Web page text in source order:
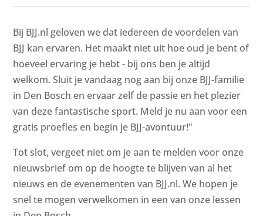
Bij BJJ.nl geloven we dat iedereen de voordelen van
BJJ kan ervaren. Het maakt niet uit hoe oud je bent of
hoeveel ervaring je hebt - bij ons ben je altijd
welkom. Sluit je vandaag nog aan bij onze BJJ-familie
in Den Bosch en ervaar zelf de passie en het plezier
van deze fantastische sport. Meld je nu aan voor een
gratis proefles en begin je BJJ-avontuur!"
Tot slot, vergeet niet om je aan te melden voor onze
nieuwsbrief om op de hoogte te blijven van al het
nieuws en de evenementen van BJJ.nl. We hopen je
snel te mogen verwelkomen in een van onze lessen